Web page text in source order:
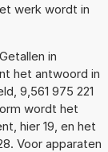
werk wordt in
in
het antwoord in
9,561 975 221
wordt het
hier 19, en het
Voor apparaten